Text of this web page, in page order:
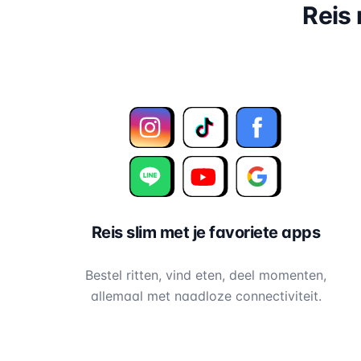
Reis
Reis slim met je favoriete apps
Bestel ritten, vind eten, deel momenten,
allemaal met naadloze connectiviteit.